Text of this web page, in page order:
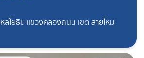
โยธิน แขวงคลองถนน เขต สายไหม